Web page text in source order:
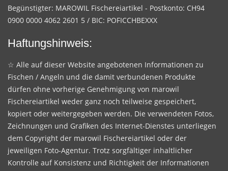
Begünstigter: MAROWIL Fischereiartikel - Postkonto: CH94
0900 0000 4062 2601 5 / BIC: POFICCHBEXXX
Haftungshinweis:
☆ Alle auf dieser Website angebotenen Informationen zu
Fischen / Angeln und die damit verbundenen Produkte
dürfen ohne vorherige Genehmigung von marowil
Fischereiartikel weder ganz noch teilweise gespeichert,
kopiert oder weitergegeben werden. Die verwendeten Fotos,
Zeichnungen und Grafiken des Internet-Dienstes unterliegen
dem Copyright der marowil Fischereiartikel oder der
jeweiligen Foto-Agentur. Trotz sorgfältiger inhaltlicher
Kontrolle auf Konsistenz und Richtigkeit der Informationen